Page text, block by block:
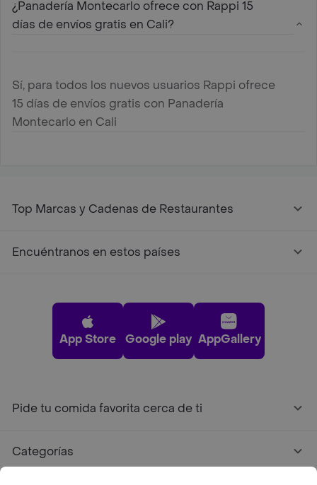
¿Panadería Montecarlo ofrece con Rappi 15
días de envíos gratis en Cali?
Sí, para todos los nuevos usuarios Rappi ofrece
15 días de envíos gratis con Panadería
Montecarlo en Cali
Top Marcas y Cadenas de Restaurantes
Encuéntranos en estos países
App Store Google play AppGallery
Pide tu comida favorita cerca de ti
Categorías